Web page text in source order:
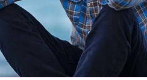
Desarrollo infantil Transgénero